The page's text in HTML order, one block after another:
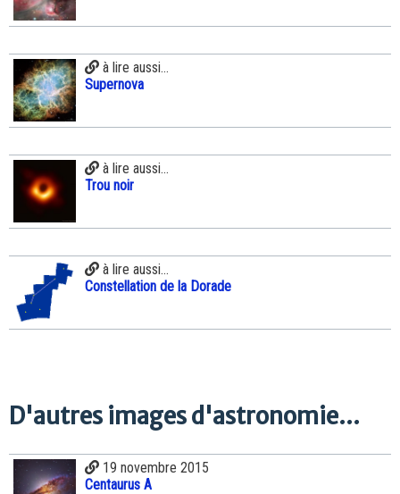
à lire aussi...
Supernova
à lire aussi...
Trou noir
à lire aussi...
Constellation de la Dorade
D'autres images d'astronomie...
19 novembre 2015
Centaurus A